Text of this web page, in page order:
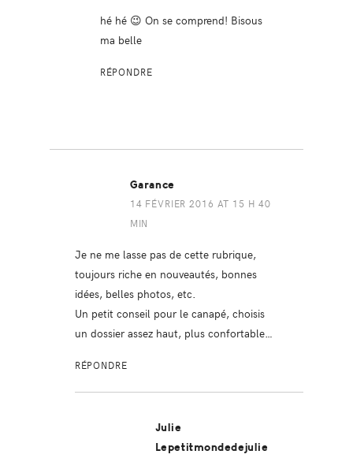
hé hé 😉 On se comprend! Bisous
ma belle
RÉPONDRE
Garance
14 FÉVRIER 2016 AT 15 H 40
MIN
Je ne me lasse pas de cette rubrique,
toujours riche en nouveautés, bonnes
idées, belles photos, etc.
Un petit conseil pour le canapé, choisis
un dossier assez haut, plus confortable…
RÉPONDRE
Julie
Lepetitmondedejulie